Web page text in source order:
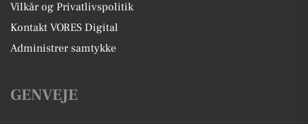
Vilkår og Privatlivspolitik
Kontakt VORES Digital
Administrer samtykke
GENVEJE